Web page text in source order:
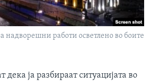
надворешни работи осветлено во боите
дека ја разбираат ситуацијата во